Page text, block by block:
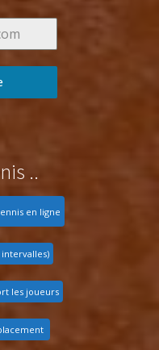
..
en ligne
les joueurs